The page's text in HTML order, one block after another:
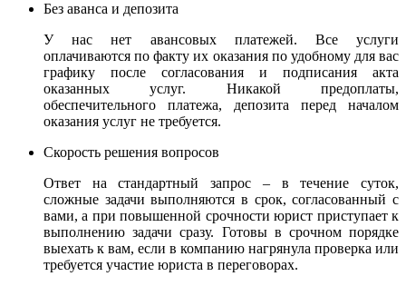
Без аванса и депозита
У нас нет авансовых платежей. Все услуги
оплачиваются по факту их оказания по удобному для вас
графику после согласования и подписания акта
оказанных услуг. Никакой предоплаты,
обеспечительного платежа, депозита перед началом
оказания услуг не требуется.
Скорость решения вопросов
Ответ на стандартный запрос – в течение суток,
сложные задачи выполняются в срок, согласованный с
вами, а при повышенной срочности юрист приступает к
выполнению задачи сразу. Готовы в срочном порядке
выехать к вам, если в компанию нагрянула проверка или
требуется участие юриста в переговорах.